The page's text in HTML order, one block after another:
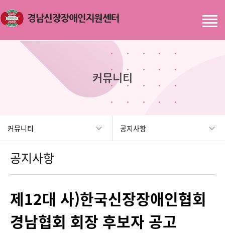
커뮤니티
커뮤니티 공지사항
공지사항
제12대 사)한국신장장애인협회
경남협회 회장 후보자 공고